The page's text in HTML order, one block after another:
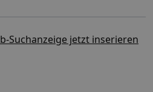
Suchanzeige jetzt inserieren